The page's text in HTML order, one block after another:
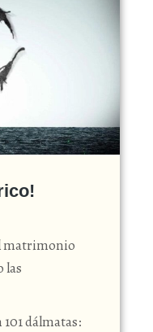
matrimonio
las
dálmatas: